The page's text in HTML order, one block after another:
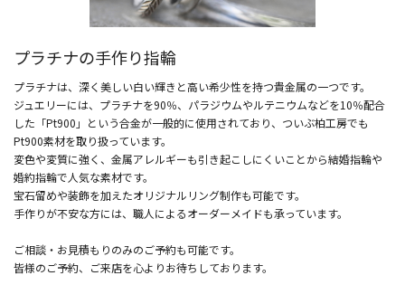
プラチナの手作り指輪
プラチナは、深く美しい白い輝きと高い希少性を持つ貴金属の一つです。
ジュエリーには、プラチナを90％、パラジウムやルテニウムなどを10％配合
した「Pt900」という合金が一般的に使用されており、ついぶ柏工房でも
Pt900素材を取り扱っています。
変色や変質に強く、金属アレルギーも引き起こしにくいことから結婚指輪や
婚約指輪で人気な素材です。
宝石留めや装飾を加えたオリジナルリング制作も可能です。
手作りが不安な方には、職人によるオーダーメイドも承っています。
ご相談・お見積もりのみのご予約も可能です。
皆様のご予約、ご来店を心よりお待ちしております。